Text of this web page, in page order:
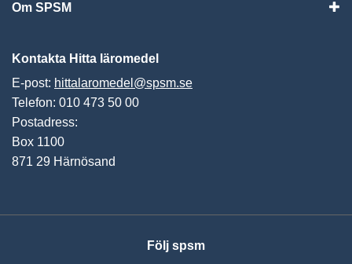
Om SPSM
Kontakta Hitta läromedel
E-post: hittalaromedel@spsm.se
Telefon: 010 473 50 00
Postadress:
Box 1100
871 29 Härnösand
Följ spsm